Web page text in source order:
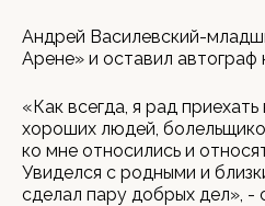
Андрей Василевский-
Арене» и оставил автограф
«Как всегда, я рад
хороших людей,
ко мне относились и
Увиделся с родными и
сделал пару добрых дел», -